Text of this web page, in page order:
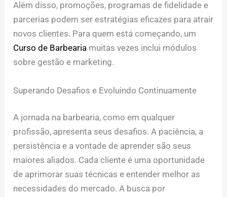
Além disso, promoções, programas de fidelidade e
parcerias podem ser estratégias eficazes para atrair
novos clientes. Para quem está começando, um
Curso de Barbearia muitas vezes inclui módulos
sobre gestão e marketing.
Superando Desafios e Evoluindo Continuamente
A jornada na barbearia, como em qualquer
profissão, apresenta seus desafios. A paciência, a
persistência e a vontade de aprender são seus
maiores aliados. Cada cliente é uma oportunidade
de aprimorar suas técnicas e entender melhor as
necessidades do mercado. A busca por